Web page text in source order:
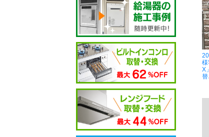
X
替